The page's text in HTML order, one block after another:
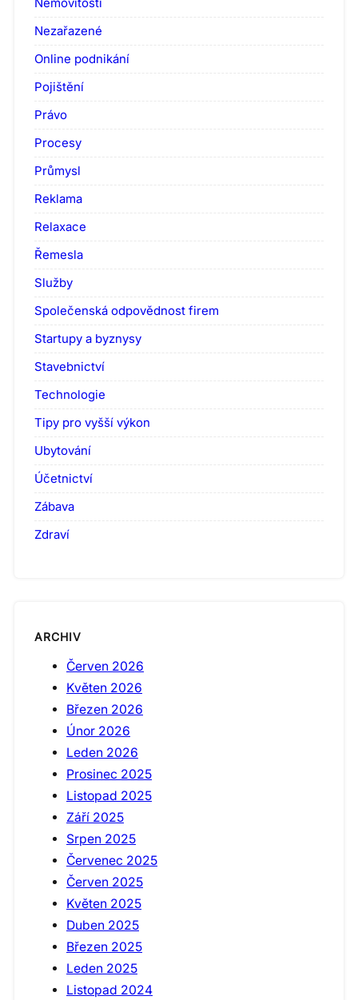
Nezařazené
Online podnikání
Pojištění
Právo
Procesy
Průmysl
Reklama
Relaxace
Řemesla
Služby
Společenská odpovědnost firem
Startupy a byznysy
Stavebnictví
Technologie
Tipy pro vyšší výkon
Ubytování
Účetnictví
Zábava
Zdraví
ARCHIV
Červen 2026
Květen 2026
Březen 2026
Únor 2026
Leden 2026
Prosinec 2025
Listopad 2025
Září 2025
Srpen 2025
Červenec 2025
Červen 2025
Květen 2025
Duben 2025
Březen 2025
Leden 2025
Listopad 2024